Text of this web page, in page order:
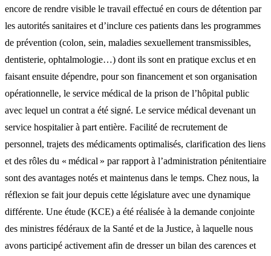
encore de rendre visible le travail effectué en cours de détention par
les autorités sanitaires et d’inclure ces patients dans les programmes
de prévention (colon, sein, maladies sexuellement transmissibles,
dentisterie, ophtalmologie…) dont ils sont en pratique exclus et en
faisant ensuite dépendre, pour son financement et son organisation
opérationnelle, le service médical de la prison de l’hôpital public
avec lequel un contrat a été signé. Le service médical devenant un
service hospitalier à part entière. Facilité de recrutement de
personnel, trajets des médicaments optimalisés, clarification des liens
et des rôles du « médical » par rapport à l’administration pénitentiaire
sont des avantages notés et maintenus dans le temps. Chez nous, la
réflexion se fait jour depuis cette législature avec une dynamique
différente. Une étude (KCE) a été réalisée à la demande conjointe
des ministres fédéraux de la Santé et de la Justice, à laquelle nous
avons participé activement afin de dresser un bilan des carences et